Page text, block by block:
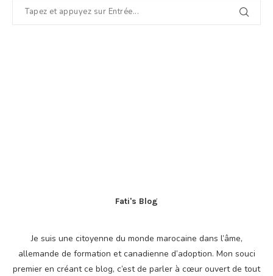
Fati's Blog
Je suis une citoyenne du monde marocaine dans l’âme,
allemande de formation et canadienne d’adoption. Mon souci
premier en créant ce blog, c’est de parler à cœur ouvert de tout